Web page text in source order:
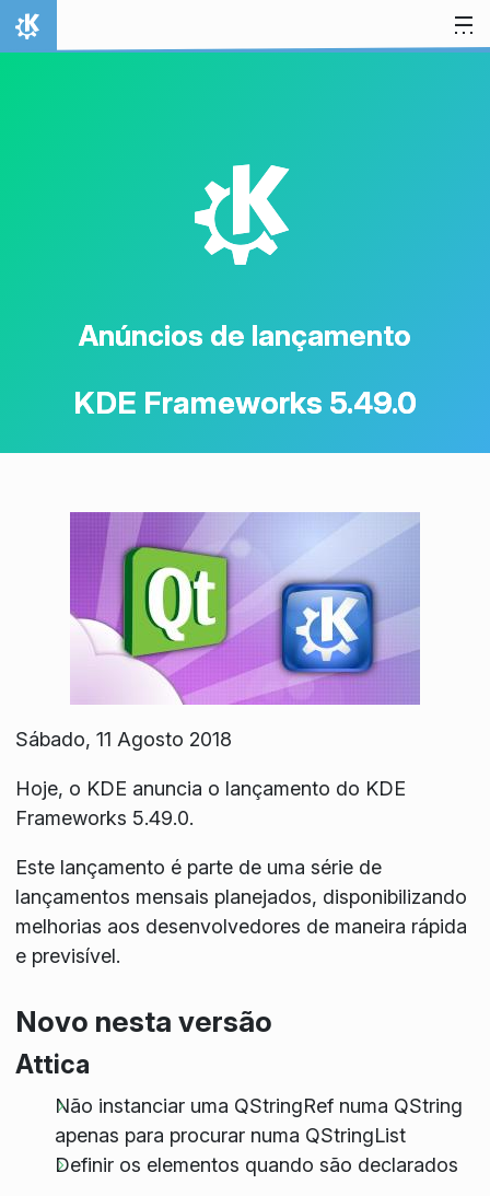
Ir para o conteúdo
Início
K
Anúncios de lançamento
KDE Frameworks 5.49.0
Sábado, 11 Agosto 2018
Hoje, o KDE anuncia o lançamento do KDE
Frameworks 5.49.0.
Este lançamento é parte de uma série de
lançamentos mensais planejados, disponibilizando
melhorias aos desenvolvedores de maneira rápida
e previsível.
Novo nesta versão
Attica
Não instanciar uma QStringRef numa QString
apenas para procurar numa QStringList
Definir os elementos quando são declarados